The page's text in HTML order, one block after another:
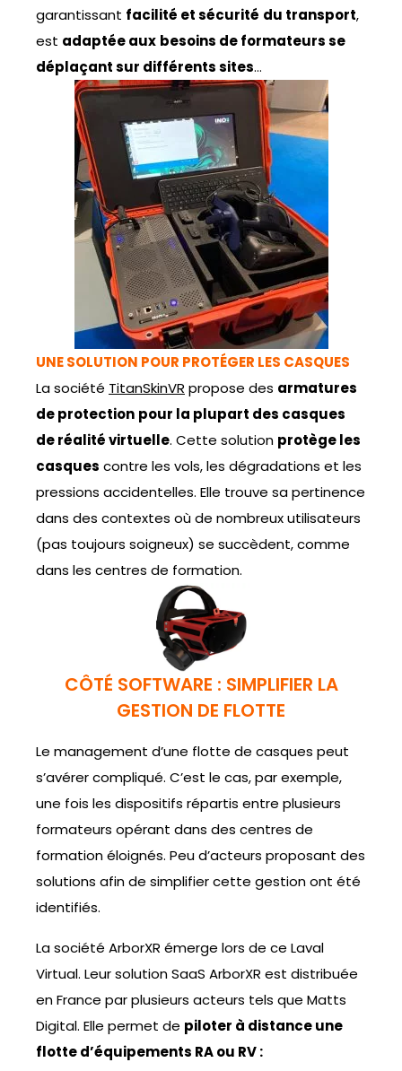
garantissant facilité et sécurité du transport,
est adaptée aux besoins de formateurs se
déplaçant sur différents sites…
UNE SOLUTION POUR PROTÉGER LES CASQUES
La société TitanSkinVR propose des armatures
de protection pour la plupart des casques
de réalité virtuelle. Cette solution protège les
casques contre les vols, les dégradations et les
pressions accidentelles. Elle trouve sa pertinence
dans des contextes où de nombreux utilisateurs
(pas toujours soigneux) se succèdent, comme
dans les centres de formation.
CÔTÉ SOFTWARE : SIMPLIFIER LA
GESTION DE FLOTTE
Le management d’une flotte de casques peut
s’avérer compliqué. C’est le cas, par exemple,
une fois les dispositifs répartis entre plusieurs
formateurs opérant dans des centres de
formation éloignés. Peu d’acteurs proposant des
solutions afin de simplifier cette gestion ont été
identifiés.
La société ArborXR émerge lors de ce Laval
Virtual. Leur solution SaaS ArborXR est distribuée
en France par plusieurs acteurs tels que Matts
Digital. Elle permet de piloter à distance une
flotte d’équipements RA ou RV :